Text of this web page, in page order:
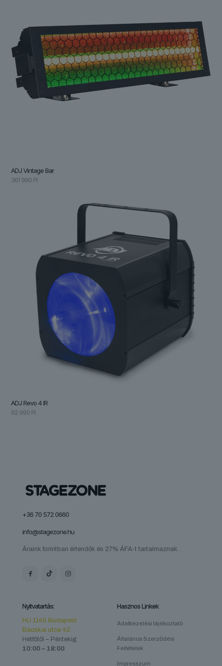
ADJ Vintage Bar
361 990 Ft
ADJ Revo 4 IR
92 990 Ft
+36 70 572 0660
info@stagezone.hu
Áraink forintban értendők és 27% ÁFA-t tartalmaznak.
Nyitvatartás:
HU 1145 Budapest
Bácskai utca 42.
Hétfőtől – Péntekig
10:00 – 18:00
Hasznos Linkek
Adatkezelési tájékoztató
Általános Szerződési
Feltételek
Impresszum